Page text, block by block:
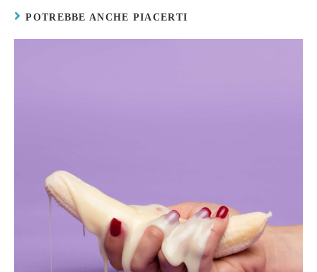
POTREBBE ANCHE PIACERTI